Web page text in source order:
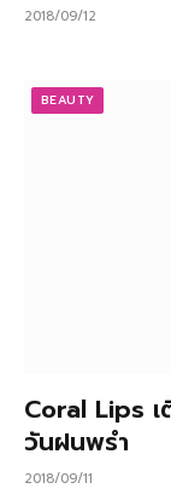
2018/09/12
BEAUTY
Coral Lips
วันฝนพรำ
2018/09/11